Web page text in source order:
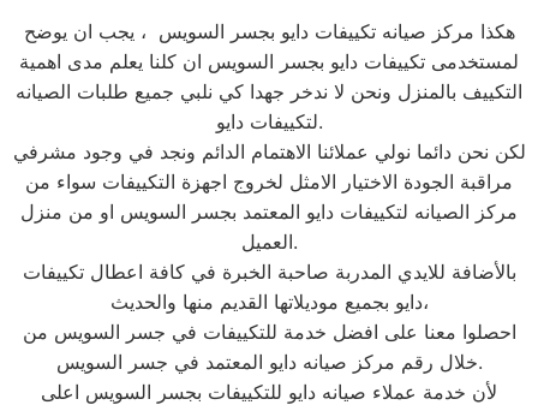
هكذا مركز صيانه تكييفات دايو بجسر السويس ، يجب ان يوضح
لمستخدمى تكييفات دايو بجسر السويس ان كلنا يعلم مدى اهمية
التكييف بالمنزل ونحن لا ندخر جهدا كي نلبي جميع طلبات الصيانه
لتكييفات دايو.
لكن نحن دائما نولي عملائنا الاهتمام الدائم ونجد في وجود مشرفي
مراقبة الجودة الاختيار الامثل لخروج اجهزة التكييفات سواء من
مركز الصيانه لتكييفات دايو المعتمد بجسر السويس او من منزل
العميل.
بالأضافة للايدي المدربة صاحبة الخبرة في كافة اعطال تكييفات
دايو بجميع موديلاتها القديم منها والحديث،
احصلوا معنا على افضل خدمة للتكييفات في جسر السويس من
خلال رقم مركز صيانه دايو المعتمد في جسر السويس.
لأن خدمة عملاء صيانه دايو للتكييفات بجسر السويس اعلى